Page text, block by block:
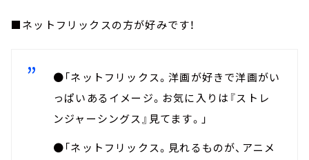
■ネットフリックスの方が好みです！
●「ネットフリックス。洋画が好きで洋画がい
っぱいあるイメージ。お気に入りは『ストレ
ンジャーシングス』見てます。」
●「ネットフリックス。見れるものが、アニメ